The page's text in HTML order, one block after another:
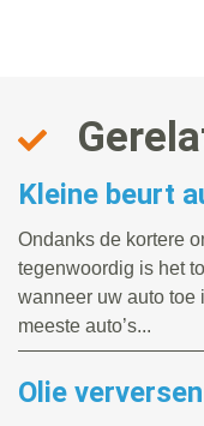
Kleine beurt
Ondanks de kortere
tegenwoordig is het
wanneer uw auto toe
meeste auto’s...
Olie verversen